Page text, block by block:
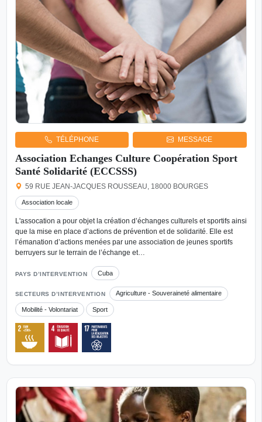
TÉLÉPHONE MESSAGE
Association Echanges Culture Coopération Sport
Santé Solidarité (ECCSSS)
59 RUE JEAN-JACQUES ROUSSEAU, 18000 BOURGES
Association locale
L'assocation a pour objet la création d’échanges culturels et sportifs ainsi
que la mise en place d’actions de prévention et de solidarité. Elle est
l’émanation d’actions menées par une association de jeunes sportifs
berruyers sur le terrain de l’échange et…
PAYS D’INTERVENTION Cuba
SECTEURS D’INTERVENTION Agriculture - Souveraineté alimentaire
Mobilité - Volontariat Sport